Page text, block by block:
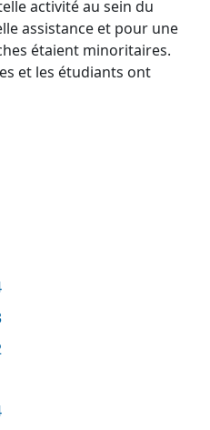
activité au sein du
assistance et pour une
étaient minoritaires.
et les étudiants ont